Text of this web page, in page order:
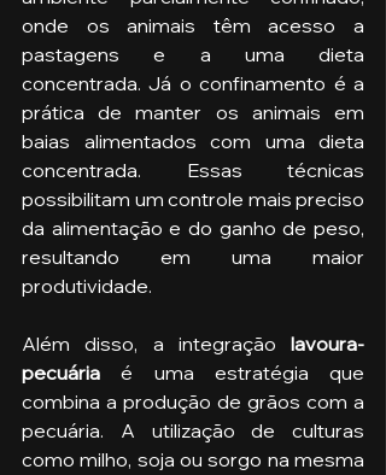
onde os animais têm acesso a
pastagens e a uma dieta
concentrada. Já o confinamento é a
prática de manter os animais em
baias alimentados com uma dieta
concentrada. Essas técnicas
possibilitam um controle mais preciso
da alimentação e do ganho de peso,
resultando em uma maior
produtividade.
Além disso, a integração lavoura-
pecuária é uma estratégia que
combina a produção de grãos com a
pecuária. A utilização de culturas
como milho, soja ou sorgo na mesma